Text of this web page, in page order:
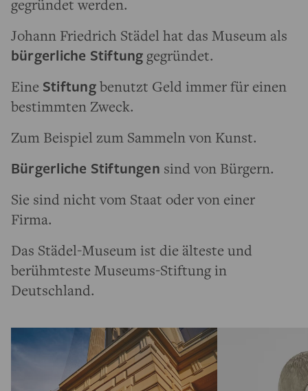
gegründet werden.
Johann Friedrich Städel hat das Museum als
bürgerliche Stiftung gegründet.
Eine Stiftungbenutzt Geld immer für einen
bestimmten Zweck.
Zum Beispiel zum Sammeln von Kunst.
Bürgerliche Stiftungen sind von Bürgern.
Sie sind nicht vom Staat oder von einer
Firma.
Das Städel-Museum ist die älteste und
berühmteste Museums-Stiftung in
Deutschland.